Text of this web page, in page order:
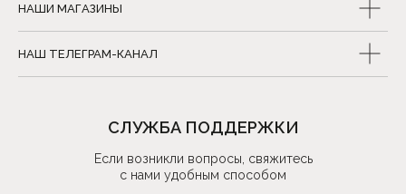
НАШИ МАГАЗИНЫ
НАШ ТЕЛЕГРАМ-КАНАЛ